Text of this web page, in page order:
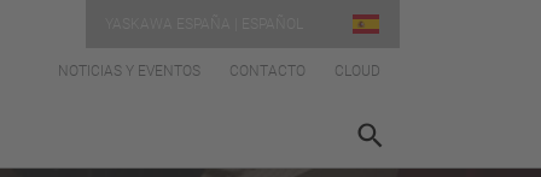
NOTICIAS Y EVENTOS CONTACTO CLOUD